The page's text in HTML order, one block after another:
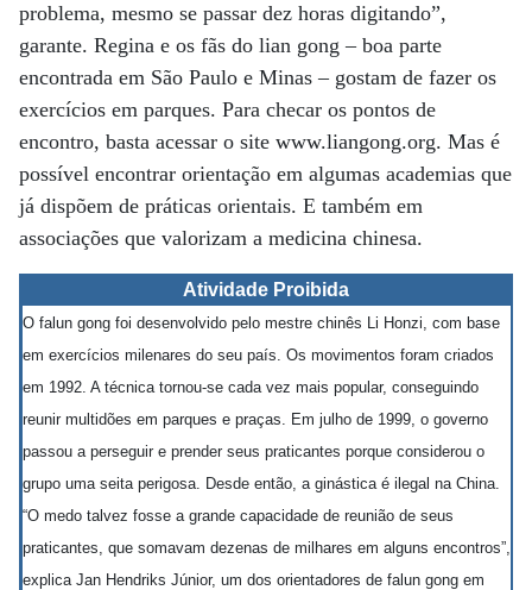
problema, mesmo se passar dez horas digitando”,
garante. Regina e os fãs do lian gong – boa parte
encontrada em São Paulo e Minas – gostam de fazer os
exercícios em parques. Para checar os pontos de
encontro, basta acessar o site www.liangong.org. Mas é
possível encontrar orientação em algumas academias que
já dispõem de práticas orientais. E também em
associações que valorizam a medicina chinesa.
Atividade Proibida
O falun gong foi desenvolvido pelo mestre chinês Li Honzi, com base
em exercícios milenares do seu país. Os movimentos foram criados
em 1992. A técnica tornou-se cada vez mais popular, conseguindo
reunir multidões em parques e praças. Em julho de 1999, o governo
passou a perseguir e prender seus praticantes porque considerou o
grupo uma seita perigosa. Desde então, a ginástica é ilegal na China.
“O medo talvez fosse a grande capacidade de reunião de seus
praticantes, que somavam dezenas de milhares em alguns encontros”,
explica Jan Hendriks Júnior, um dos orientadores de falun gong em